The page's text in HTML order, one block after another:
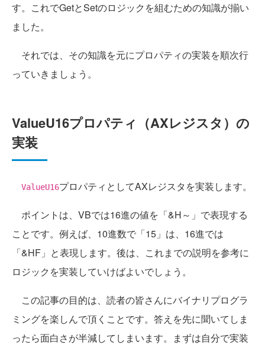
す。これでGetとSetのロジックを組むための知識が揃い
ました。
それでは、その知識を元にプロパティの実装を順次行
っていきましょう。
ValueU16プロパティ（AXレジスタ）の
実装
ValueU16プロパティとしてAXレジスタを実装します。
ポイントは、VBでは16進の値を「&H～」で表現する
ことです。例えば、10進数で「15」は、16進では
「&HF」と表現します。後は、これまでの説明を参考に
ロジックを実装していけばよいでしょう。
この記事の目的は、読者の皆さんにバイナリプログラ
ミングを楽しんで頂くことです。答えを先に聞いてしま
ったら面白さが半減してしまいます。まずは自分で実装